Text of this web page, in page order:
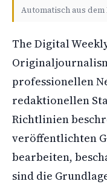
Automatisch aus
The Digital
professionellen
redaktionellen
Richtlinien
veröffentlichten
bearbeiten,
sind die